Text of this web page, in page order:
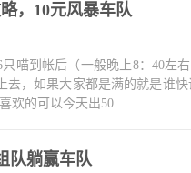
，10元风暴车队
喵到帐后（一般晚上8：40左
去，如果大家都是满的就是谁
欢的可以今天出50...
队躺赢车队